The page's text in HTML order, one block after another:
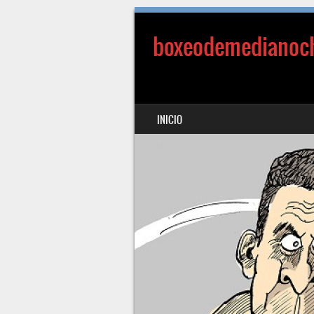
MENÚ
SALTAR AL CONTENIDO
INICIO